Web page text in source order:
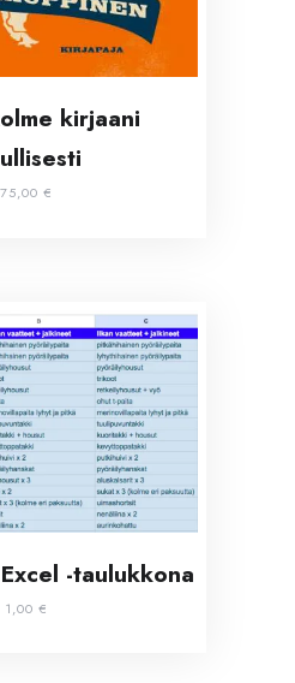
kirjaani
75,00 €
-taulukkona
1,00 €